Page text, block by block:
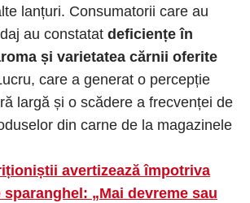
lanțuri. Consumatorii care au
au constatat deficiențe în
și varietatea cărnii oferite
care a generat o percepție
largă și o scădere a frecvenței de
din carne de la magazinele
avertizează împotriva
„Mai devreme sau